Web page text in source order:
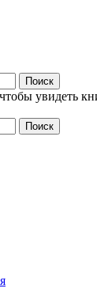
Поиск
увидеть
Поиск